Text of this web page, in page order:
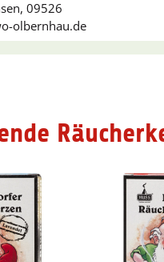
09526
olbernhau.de